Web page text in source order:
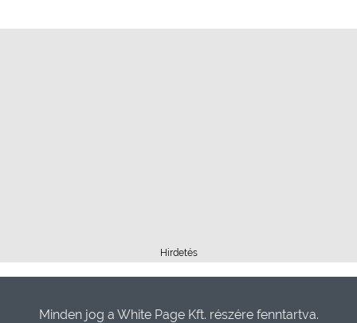
Hirdetés
Minden jog a White Page Kft. részére fenntartva.